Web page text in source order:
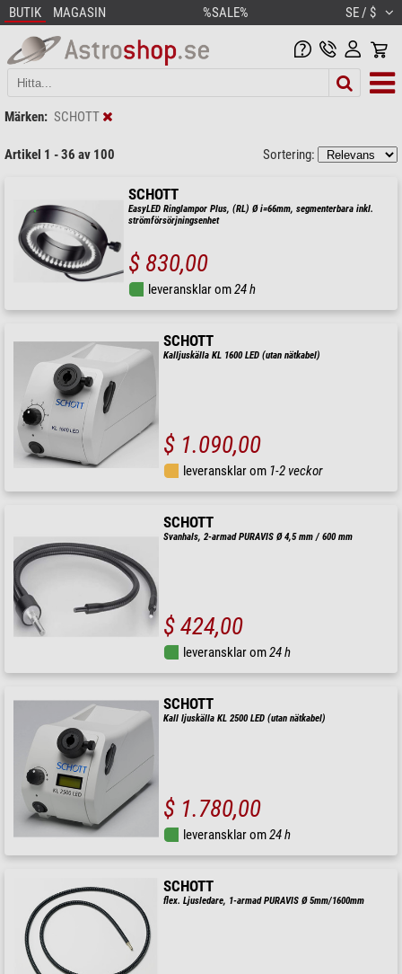
BUTIK MAGASIN %SALE% SE / $
Märken: SCHOTT
Artikel 1 - 36 av 100 Sortering:
SCHOTT
EasyLED Ringlampor Plus, (RL) Ø i=66mm, segmenterbara inkl.
strömförsörjningsenhet
$ 830,00
leveransklar om24 h
SCHOTT
Kalljuskälla KL 1600 LED (utan nätkabel)
$ 1.090,00
leveransklar om 1-2 veckor
SCHOTT
Svanhals, 2-armad PURAVIS Ø 4,5 mm / 600 mm
$ 424,00
leveransklar om24 h
SCHOTT
Kall ljuskälla KL 2500 LED (utan nätkabel)
$ 1.780,00
leveransklar om24 h
SCHOTT
flex. Ljusledare, 1-armad PURAVIS Ø 5mm/1600mm